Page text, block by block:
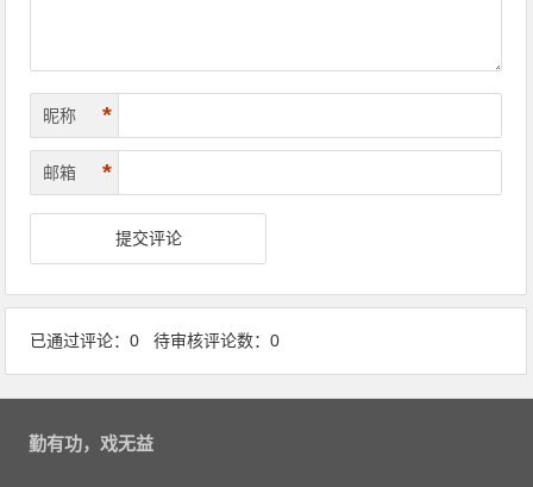
昵称 *
邮箱 *
已通过评论：0 待审核评论数：0
勤有功，戏无益